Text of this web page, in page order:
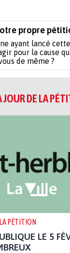
propre
ayant lancé
pour la cause
de même ?
JOUR DE LA
PÉTITION
LE 5